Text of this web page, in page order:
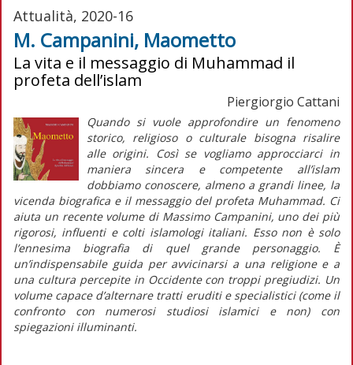
Attualità, 2020-16
M. Campanini, Maometto
La vita e il messaggio di Muhammad il
profeta dell’islam
Piergiorgio Cattani
Quando si vuole approfondire un fenomeno
storico, religioso o culturale bisogna risalire
alle origini. Così se vogliamo approcciarci in
maniera sincera e competente all’islam
dobbiamo conoscere, almeno a grandi linee, la
vicenda biografica e il messaggio del profeta Muhammad. Ci
aiuta un recente volume di Massimo Campanini, uno dei più
rigorosi, influenti e colti islamologi italiani. Esso non è solo
l’ennesima biografia di quel grande personaggio. È
un’indispensabile guida per avvicinarsi a una religione e a
una cultura percepite in Occidente con troppi pregiudizi. Un
volume capace d’alternare tratti eruditi e specialistici (come il
confronto con numerosi studiosi islamici e non) con
spiegazioni illuminanti.